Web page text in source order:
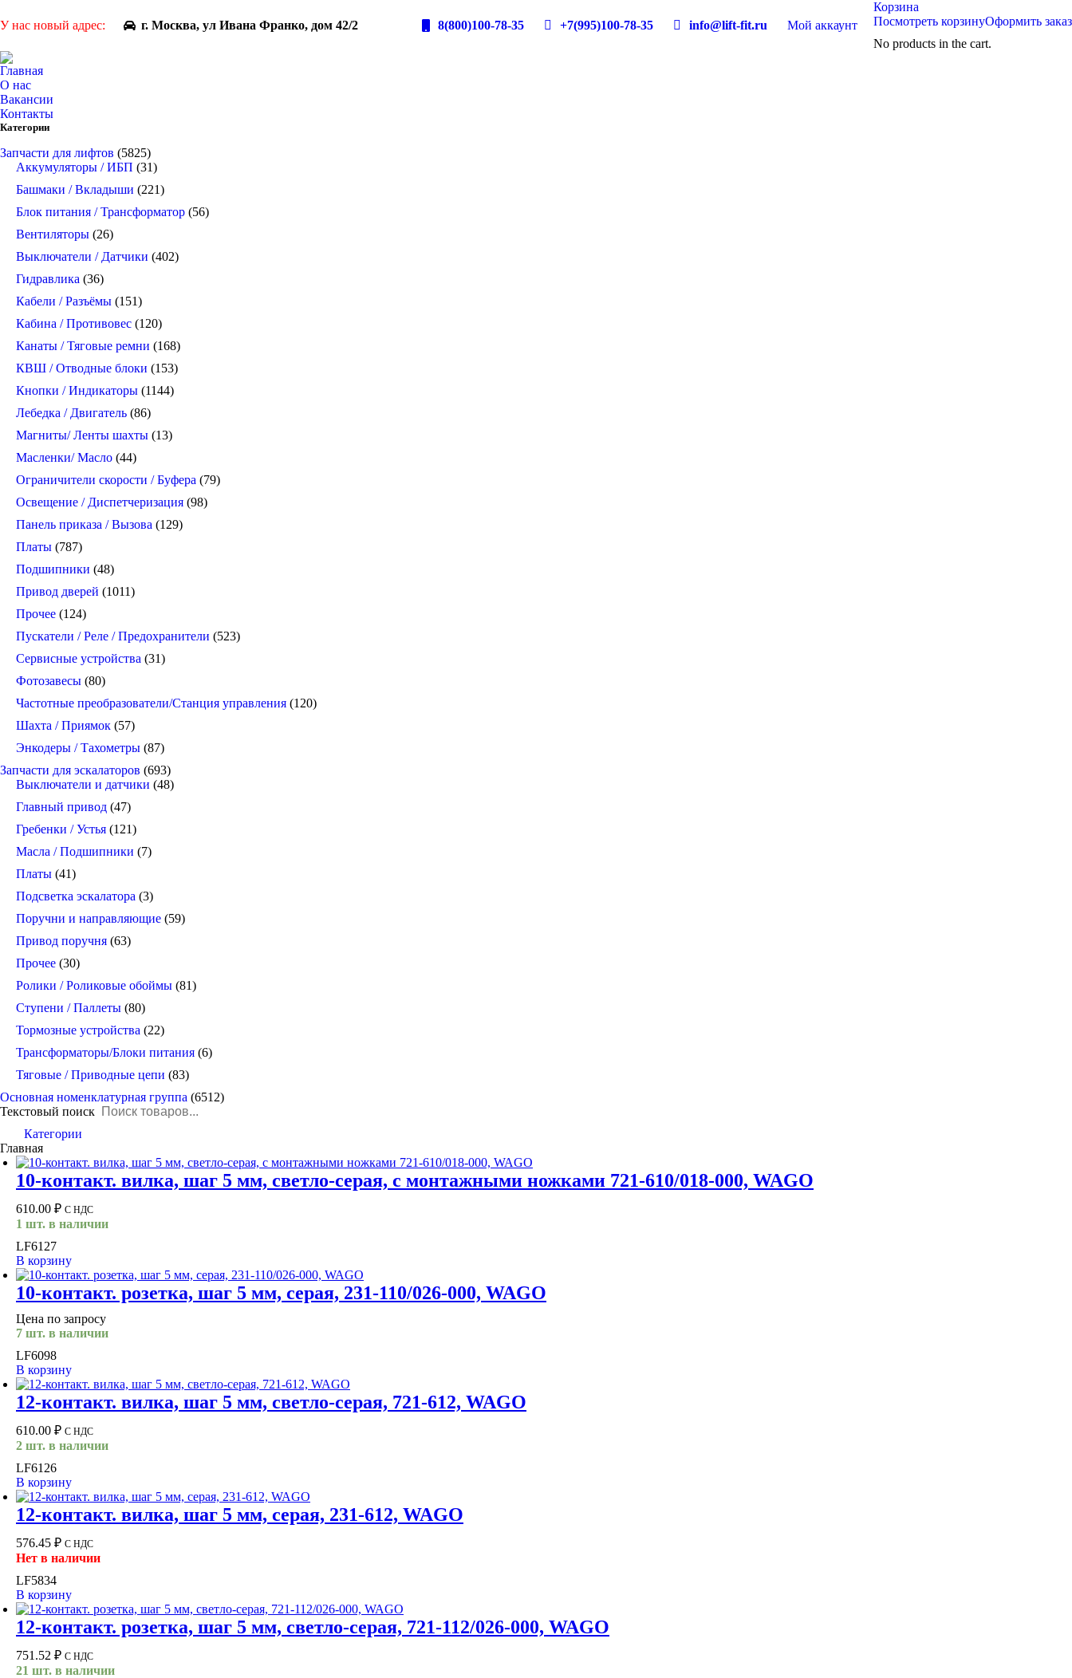
У нас новый адрес: г. Москва, ул Ивана Франко, дом 42/2 8(800)100-78-35 +7(995)100-78-35 info@lift-fit.ru Мой аккаунт
Корзина
Посмотреть корзинуОформить заказ
No products in the cart.
Главная
О нас
Вакансии
Контакты
Категории
Запчасти для лифтов (5825)
Аккумуляторы / ИБП (31)
Башмаки / Вкладыши (221)
Блок питания / Трансформатор (56)
Вентиляторы (26)
Выключатели / Датчики (402)
Гидравлика (36)
Кабели / Разъёмы (151)
Кабина / Противовес (120)
Канаты / Тяговые ремни (168)
КВШ / Отводные блоки (153)
Кнопки / Индикаторы (1144)
Лебедка / Двигатель (86)
Магниты/ Ленты шахты (13)
Масленки/ Масло (44)
Ограничители скорости / Буфера (79)
Освещение / Диспетчеризация (98)
Панель приказа / Вызова (129)
Платы (787)
Подшипники (48)
Привод дверей (1011)
Прочее (124)
Пускатели / Реле / Предохранители (523)
Сервисные устройства (31)
Фотозавесы (80)
Частотные преобразователи/Станция управления (120)
Шахта / Приямок (57)
Энкодеры / Тахометры (87)
Запчасти для эскалаторов (693)
Выключатели и датчики (48)
Главный привод (47)
Гребенки / Устья (121)
Масла / Подшипники (7)
Платы (41)
Подсветка эскалатора (3)
Поручни и направляющие (59)
Привод поручня (63)
Прочее (30)
Ролики / Роликовые обоймы (81)
Ступени / Паллеты (80)
Тормозные устройства (22)
Трансформаторы/Блоки питания (6)
Тяговые / Приводные цепи (83)
Основная номенклатурная группа (6512)
Текстовый поиск
Категории
You are here:
Главная
10-контакт. вилка, шаг 5 мм, светло-серая, с монтажными ножками 721-610/018-000, WAGO
610.00 ₽ С НДС
1 шт. в наличии
LF6127
В корзину
10-контакт. розетка, шаг 5 мм, серая, 231-110/026-000, WAGO
Цена по запросу
7 шт. в наличии
LF6098
В корзину
12-контакт. вилка, шаг 5 мм, светло-серая, 721-612, WAGO
610.00 ₽ С НДС
2 шт. в наличии
LF6126
В корзину
12-контакт. вилка, шаг 5 мм, серая, 231-612, WAGO
576.45 ₽ С НДС
Нет в наличии
LF5834
В корзину
12-контакт. розетка, шаг 5 мм, светло-серая, 721-112/026-000, WAGO
751.52 ₽ С НДС
21 шт. в наличии